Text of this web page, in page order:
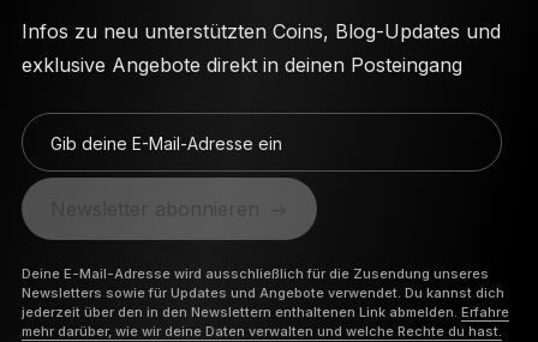
Infos zu neu unterstützten Coins, Blog-Updates und
exklusive Angebote direkt in deinen Posteingang
Gib deine E-Mail-Adresse ein
Newsletter abonnieren
Deine E-Mail-Adresse wird ausschließlich für die Zusendung unseres
Newsletters sowie für Updates und Angebote verwendet. Du kannst dich
jederzeit über den in den Newslettern enthaltenen Link abmelden. Erfahre
mehr darüber, wie wir deine Daten verwalten und welche Rechte du hast.